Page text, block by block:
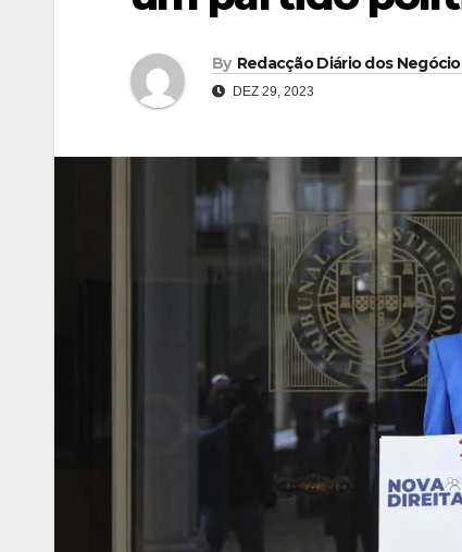
By Redacção Diário dos
DEZ 29, 2023